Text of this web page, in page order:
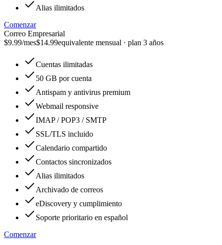
Alias ilimitados
Comenzar
Correo Empresarial
$9.99/mes$14.99equivalente mensual · plan 3 años
Cuentas ilimitadas
50 GB por cuenta
Antispam y antivirus premium
Webmail responsive
IMAP / POP3 / SMTP
SSL/TLS incluido
Calendario compartido
Contactos sincronizados
Alias ilimitados
Archivado de correos
eDiscovery y cumplimiento
Soporte prioritario en español
Comenzar